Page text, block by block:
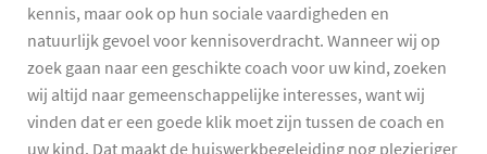
kennis, maar ook op hun sociale vaardigheden en
natuurlijk gevoel voor kennisoverdracht. Wanneer wij op
zoek gaan naar een geschikte coach voor uw kind, zoeken
wij altijd naar gemeenschappelijke interesses, want wij
vinden dat er een goede klik moet zijn tussen de coach en